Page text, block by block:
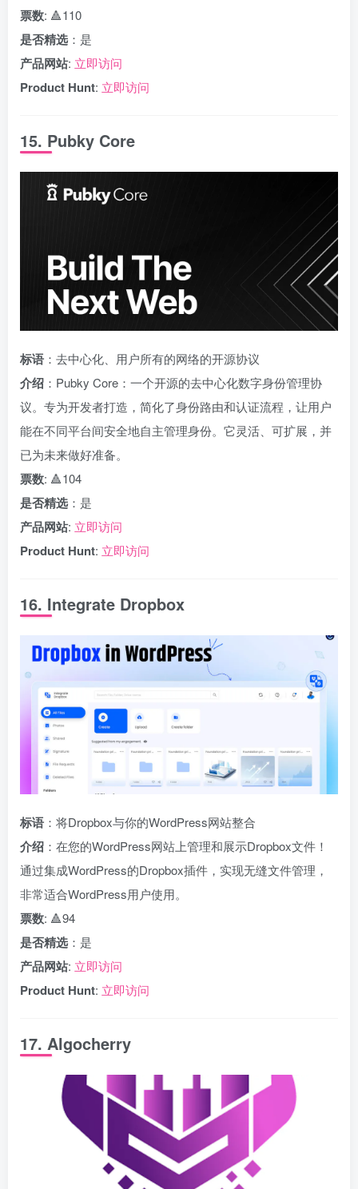
票数: 🔺110
是否精选 ：是
产品网站: 立即访问
Product Hunt: 立即访问
15. Pubky Core
标语 ：去中心化、用户所有的网络的开源协议
介绍 ：Pubky Core：一个开源的去中心化数字身份管理协
议。专为开发者打造，简化了身份路由和认证流程，让用户
能在不同平台间安全地自主管理身份。它灵活、可扩展，并
已为未来做好准备。
票数: 🔺104
是否精选 ：是
产品网站: 立即访问
Product Hunt: 立即访问
16. Integrate Dropbox
标语 ：将Dropbox与你的WordPress网站整合
介绍 ：在您的WordPress网站上管理和展示Dropbox文件！
通过集成WordPress的Dropbox插件，实现无缝文件管理，
非常适合WordPress用户使用。
票数: 🔺94
是否精选 ：是
产品网站: 立即访问
Product Hunt: 立即访问
17. Algocherry